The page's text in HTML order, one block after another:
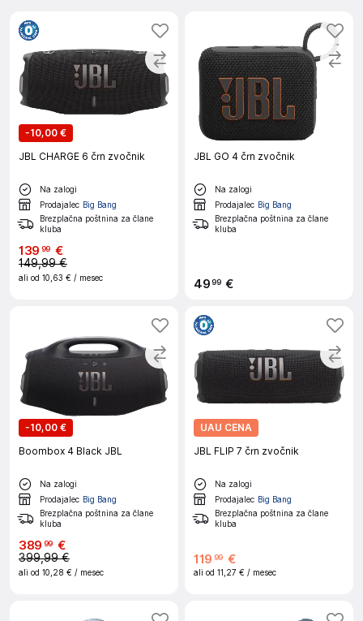
-10,00 €
JBL CHARGE 6 črn zvočnik
Na zalogi
Prodajalec Big Bang
Brezplačna poštnina za člane
kluba
139 99 €
149,99 €
ali od 10,63 € / mesec
JBL GO 4 črn zvočnik
Na zalogi
Prodajalec Big Bang
Brezplačna poštnina za člane
kluba
4999 €
-10,00 €
Boombox 4 Black JBL
Na zalogi
Prodajalec Big Bang
Brezplačna poštnina za člane
kluba
389 99 €
399,99 €
ali od 10,28 € / mesec
UAU CENA
JBL FLIP 7 črn zvočnik
Na zalogi
Prodajalec Big Bang
Brezplačna poštnina za člane
kluba
119 99 €
ali od 11,27 € / mesec